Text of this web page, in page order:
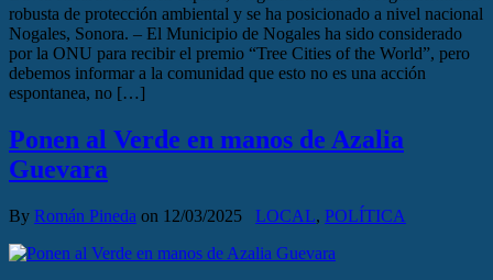
robusta de protección ambiental y se ha posicionado a nivel nacional
Nogales, Sonora. – El Municipio de Nogales ha sido considerado
por la ONU para recibir el premio “Tree Cities of the World”, pero
debemos informar a la comunidad que esto no es una acción
espontanea, no […]
Ponen al Verde en manos de Azalia
Guevara
By Román Pineda on 12/03/2025 LOCAL, POLÍTICA